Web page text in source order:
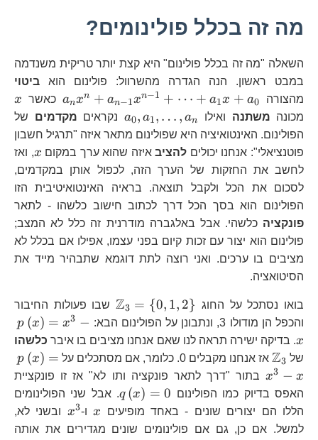
מה זה בכלל פולינומים?
השאלה "מה זה בכלל פולינום" היא קצת יותר טריקית משנדמה
במבט ראשון. הנה הגדרה מהשרוול: פולינום הוא ביטוי
מהצורה
1}x^{n-
anxn + an−1xn−1 + ⋯ + a1x + a0 כאשר x
מכונה משתנה ואילו a0, a1, … , an נקראים מקדמים של
הפולינום. האינטואיציה היא שפולינום מתאר איזה "תרגיל חשבון
פוטנציאלי": אנחנו יכולים להציבאיזה שהוא ערך במקום x
x, ואז
לחשב את החזקות של הערך הזה, לכפול אותן במקדמים,
לסכום את הכל ולקבל תוצאה. בראיה האינטואיטיבית הזו
הפולינום הוא בסך הכל דרך לכתוב חישוב כלשהו - לתאר
פונקציה כלשהי. אבל באלגברה מודרנית זה כלל לא המצב;
פולינום הוא יצור עם זכות קיום בפני עצמו, אפילו אם בכלל לא
מציבים בו ערכים. ואני רוצה לתת דוגמא שתבהיר מייד את
הסיטואציה.
בואו נסתכל על החוג
{ 0,1,2\right\}
Z3 = {0, 1, 2}
שבו פעולות החיבור
והכפל הן מודולו 3, ונתבונן על הפולינום הבא:
x
p (x) = x3 −
x. בדיקה ישירה תראה לנו שאם אנחנו מציבים בו איבר כלשהו
של
\mathbb{Z}_{3} Z3 אז אנחנו מקבלים 0. כלומר, אם מסתכלים על
x
p (x) =
x3 − x
בתור "דרך לתאר פונקציה ותו לא" אז זו פונקציית
האפס בדיוק כמו הפולינום
q\left(x\right)=0
q (x) = 0
. אבל שני הפולינומים
הללו הם יצורים שונים - באחד מופיעים
x
xו- x^{3}
x3
ובשני לא,
למשל. אם כן, גם אם פולינומים שונים מגדירים את אותה